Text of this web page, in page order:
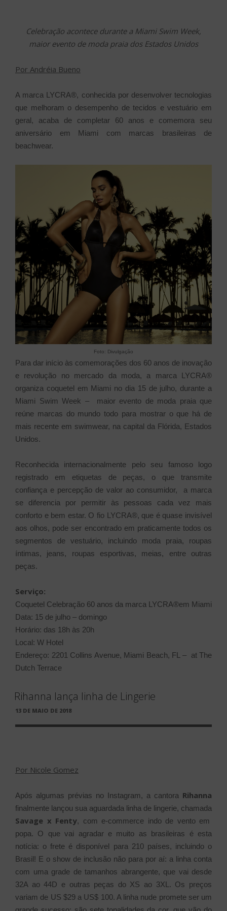
Celebração acontece durante a Miami Swim Week,
maior evento de moda praia dos Estados Unidos
Por Andréia Bueno
A marca LYCRA®, conhecida por desenvolver tecnologias
que melhoram o desempenho de tecidos e vestuário em
geral, acaba de completar 60 anos e comemora seu
aniversário em Miami com marcas brasileiras de
beachwear.
Foto: Divulgação
Para dar início às comemorações dos 60 anos de inovação
e revolução no mercado da moda, a marca LYCRA®
organiza coquetel em Miami no dia 15 de julho, durante a
Miami Swim Week – maior evento de moda praia que
reúne marcas do mundo todo para mostrar o que há de
mais recente em swimwear, na capital da Flórida, Estados
Unidos.
Reconhecida internacionalmente pelo seu famoso logo
registrado em etiquetas de peças, o que transmite
confiança e percepção de valor ao consumidor, a marca
se diferencia por permitir às pessoas cada vez mais
conforto e bem estar. O fio LYCRA®, que é quase invisível
aos olhos, pode ser encontrado em praticamente todos os
segmentos de vestuário, incluindo moda praia, roupas
íntimas, jeans, roupas esportivas, meias, entre outras
peças.
Serviço:
Coquetel Celebração 60 anos da marca LYCRA®em Miami
Data: 15 de julho – domingo
Horário: das 18h às 20h
Local: W Hotel
Endereço: 2201 Collins Avenue, Miami Beach, FL – at The
Dutch Terrace
Rihanna lança linha de Lingerie
PUBLICADO
13 DE MAIO DE 2018
Por Nicole Gomez
Após algumas prévias no Instagram, a cantora Rihanna
finalmente lançou sua aguardada linha de lingerie, chamada
Savage x Fenty, com e-commerce indo de vento em
popa. O que vai agradar e muito as brasileiras é esta
notícia: o frete é disponível para 210 países, incluindo o
Brasil! E o show de inclusão não para por aí: a linha conta
com uma grade de tamanhos abrangente, que vai desde
32A ao 44D e outras peças do XS ao 3XL. Os preços
variam de US $29 a US$ 100. A linha nude promete ser um